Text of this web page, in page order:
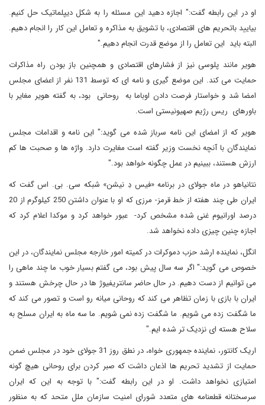
او در این رابطه گفت:" اجازه دهید این مسئله را به شکل دیپلماتیک حل کنیم.
بیایید باتحریم های اقتصادی، با تشویق به مذاکره و تعامل این کار را انجام دهیم.
البته باید این تعامل را از موضع قدرت انجام دهیم."
هویر مانند پلوسی نیز از فشارهای اقتصادی و همچنین باز بودن راه مذاکرات
حمایت می کند. این موضع گیری و نامه ای که توسط 131 نفر از اعضای مجلس
امضا شد و خواستار فرصت دادن اوباما به روحانی بود، به گفته هویر مغایر با
باورهای ریس رژیم صهیونیستی است.
هویر که از امضای این نامه سرباز شده می گوید:" این نامه و اقدامات مجلس
نمایندگان با آنچه نخست وزیر گفته است مغایرت دارد. واژه ها و صحبت ها کم
ارزش هستند، ببینیم در عمل چگونه خواهد بود."
نتانیاهو در ماه جولای در برنامه «فیس دِ نیشن» شبکه سی. بی. اس گفت که
ایران طی چند هفته از خط قرمز- مرزی که او با عنوان داشتن 250 کیلوگرم از 20
درصد اورانیوم غنی شده مشخص کرد- عبور خواهد کرد و موکدا اعلام کرد که
اجازه چنین چیزی داده نخواهد شد.
انگل، نماینده ارشد حزب دموکرات در کمیته امور خارجه مجلس نمایندگان، در این
خصوص می گوید:" اگر سه سال پیش بود، می گفتم بسیار خوب ما چند ماهی را
می توانیم از دست دهیم. در حال حاضر سانتریفیوژ ها در حال چرخش هستند و
ایران با بازی با زمان تظاهر می کند که روحانی میانه رو است و تصور می کند که
ما شگفت زده می شویم. ما شگفت زده نمی شویم. ما سه ماه به ایران مسلح به
سلاح هسته ای نزدیک تر شده ایم."
اریک کانتور، نماینده جمهوری خواه، در نطق روز 31 جولای خود در مجلس ضمن
حمایت از تشدید تحریم ها اذعان داشت که صبر کردن برای روحانی هیچ گونه
امتیازی نخواهد داشت. او در این رابطه گفت:" با توجه به این که ایران
سرسختانه قطعنامه های متعدد شورای امنیت سازمان ملل متحد که به منظور